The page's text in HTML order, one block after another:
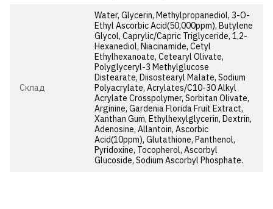
Cклад
Water, Glycerin, Methylpropanediol, 3-O-
Ethyl Ascorbic Acid(50,000ppm), Butylene
Glycol, Caprylic/Capric Triglyceride, 1,2-
Hexanediol, Niacinamide, Cetyl
Ethylhexanoate, Cetearyl Olivate,
Polyglyceryl-3 Methylglucose
Distearate, Diisostearyl Malate, Sodium
Polyacrylate, Acrylates/C10-30 Alkyl
Acrylate Crosspolymer, Sorbitan Olivate,
Arginine, Gardenia Florida Fruit Extract,
Xanthan Gum, Ethylhexylglycerin, Dextrin,
Adenosine, Allantoin, Ascorbic
Acid(10ppm), Glutathione, Panthenol,
Pyridoxine, Tocopherol, Ascorbyl
Glucoside, Sodium Ascorbyl Phosphate.